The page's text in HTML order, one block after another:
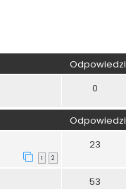
Odpowiedzi
0
Odpowiedzi
1 2
23
53